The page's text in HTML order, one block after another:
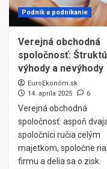
Podnik a podnikanie
Verejná obchodná
spoločnosť:
výhody a nevýhody
EuroEkonóm.sk
14. apríla 2025
6
Verejná obchodná
spoločnosť: aspoň
spoločníci ručia celým
majetkom, spoločne
firmu a delia sa o zisk.